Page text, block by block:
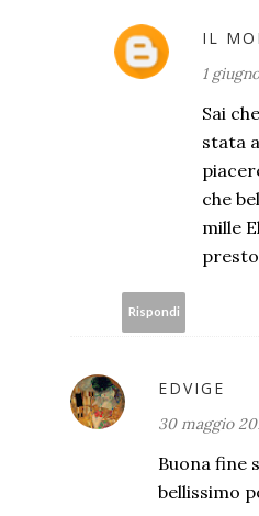
IL
1
Sai
stata
che
mille
Rispondi
EDVIGE
30 maggio
Buona fine
bellissimo